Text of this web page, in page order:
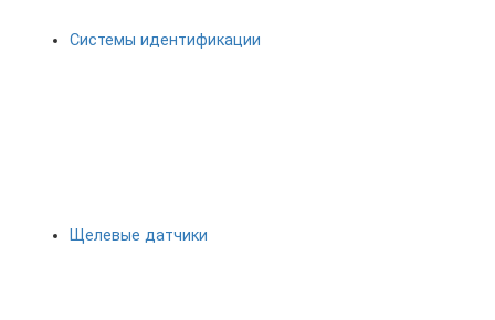
Системы идентификации
Щелевые датчики